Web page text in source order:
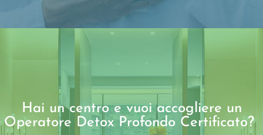
Hai un centro e vuoi accogliere un
Operatore Detox Profondo Certificato?